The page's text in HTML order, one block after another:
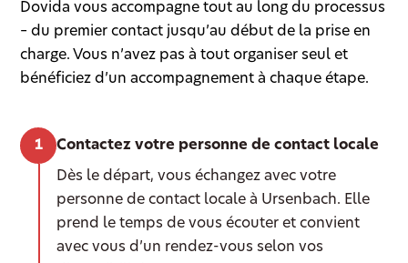
Dovida vous accompagne tout au long du processus
– du premier contact jusqu’au début de la prise en
charge. Vous n’avez pas à tout organiser seul et
bénéficiez d’un accompagnement à chaque étape.
Contactez votre personne de contact locale
Dès le départ, vous échangez avec votre
personne de contact locale à Ursenbach. Elle
prend le temps de vous écouter et convient
avec vous d’un rendez-vous selon vos